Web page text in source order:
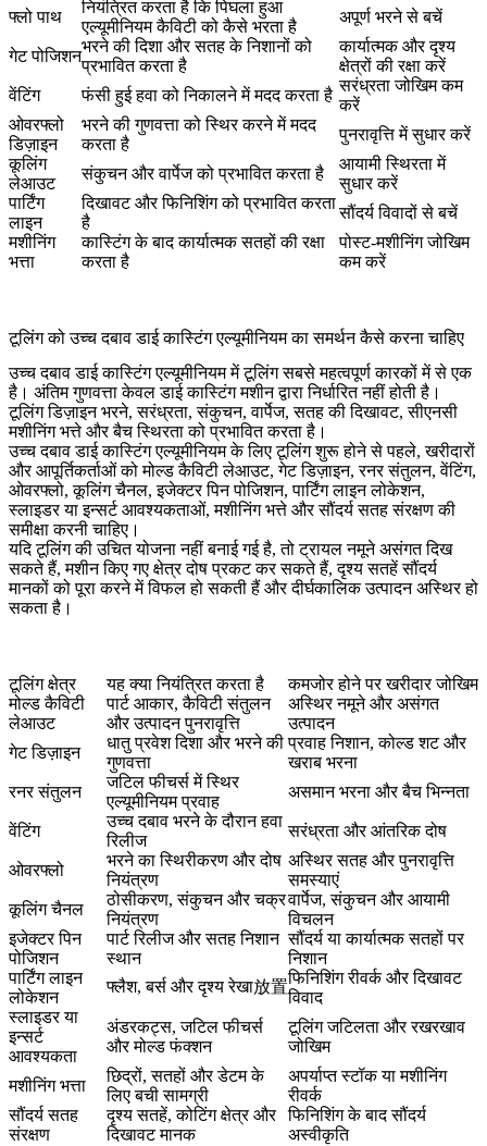
फ्लो पाथ
नियंत्रित करता है कि पिघला हुआ
एल्यूमीनियम कैविटी को कैसे भरता है
अपूर्ण भरने से बचें
गेट पोजिशन
भरने की दिशा और सतह के निशानों को
प्रभावित करता है
कार्यात्मक और दृश्य
क्षेत्रों की रक्षा करें
वेंटिंग
फंसी हुई हवा को निकालने में मदद करता है
सरंध्रता जोखिम कम
करें
ओवरफ्लो
डिज़ाइन
भरने की गुणवत्ता को स्थिर करने में मदद
करता है
पुनरावृत्ति में सुधार करें
कूलिंग
लेआउट
संकुचन और वार्पेज को प्रभावित करता है
आयामी स्थिरता में
सुधार करें
पार्टिंग
लाइन
दिखावट और फिनिशिंग को प्रभावित करता
है
सौंदर्य विवादों से बचें
मशीनिंग
भत्ता
कास्टिंग के बाद कार्यात्मक सतहों की रक्षा
करता है
पोस्ट-मशीनिंग जोखिम
कम करें
टूलिंग को उच्च दबाव डाई कास्टिंग एल्यूमीनियम का समर्थन कैसे करना चाहिए
उच्च दबाव डाई कास्टिंग एल्यूमीनियम में टूलिंग सबसे महत्वपूर्ण कारकों में से एक
है। अंतिम गुणवत्ता केवल डाई कास्टिंग मशीन द्वारा निर्धारित नहीं होती है।
टूलिंग डिज़ाइन भरने, सरंध्रता, संकुचन, वार्पेज, सतह की दिखावट, सीएनसी
मशीनिंग भत्ते और बैच स्थिरता को प्रभावित करता है।
उच्च दबाव डाई कास्टिंग एल्यूमीनियम के लिए टूलिंगशुरू होने से पहले, खरीदारों
और आपूर्तिकर्ताओं को मोल्ड कैविटी लेआउट, गेट डिज़ाइन, रनर संतुलन, वेंटिंग,
ओवरफ्लो, कूलिंग चैनल, इजेक्टर पिन पोजिशन, पार्टिंग लाइन लोकेशन,
स्लाइडर या इन्सर्ट आवश्यकताओं, मशीनिंग भत्ते और सौंदर्य सतह संरक्षण की
समीक्षा करनी चाहिए।
यदि टूलिंग की उचित योजना नहीं बनाई गई है, तो ट्रायल नमूने असंगत दिख
सकते हैं, मशीन किए गए क्षेत्र दोष प्रकट कर सकते हैं, दृश्य सतहें सौंदर्य
मानकों को पूरा करने में विफल हो सकती हैं और दीर्घकालिक उत्पादन अस्थिर हो
सकता है।
टूलिंग क्षेत्र यह क्या नियंत्रित करता है
कमजोर होने पर खरीदार जोखिम
मोल्ड कैविटी
लेआउट
पार्ट आकार, कैविटी संतुलन
और उत्पादन पुनरावृत्ति
अस्थिर नमूने और असंगत
उत्पादन
गेट डिज़ाइन
धातु प्रवेश दिशा और भरने की
गुणवत्ता
प्रवाह निशान, कोल्ड शट और
खराब भरना
रनर संतुलन
जटिल फीचर्स में स्थिर
एल्यूमीनियम प्रवाह
असमान भरना और बैच भिन्नता
वेंटिंग
उच्च दबाव भरने के दौरान हवा
रिलीज
सरंध्रता और आंतरिक दोष
ओवरफ्लो
भरने का स्थिरीकरण और दोष
नियंत्रण
अस्थिर सतह और पुनरावृत्ति
समस्याएं
कूलिंग चैनल
ठोसीकरण, संकुचन और चक्र
नियंत्रण
वार्पेज, संकुचन और आयामी
विचलन
इजेक्टर पिन
पोजिशन
पार्ट रिलीज और सतह निशान
स्थान
सौंदर्य या कार्यात्मक सतहों पर
निशान
पार्टिंग लाइन
लोकेशन
फ्लैश, बर्स और दृश्य रेखा放置फिनिशिंग रीवर्क और दिखावट
विवाद
स्लाइडर या
इन्सर्ट
आवश्यकता
अंडरकट्स, जटिल फीचर्स
और मोल्ड फंक्शन
टूलिंग जटिलता और रखरखाव
जोखिम
मशीनिंग भत्ता
छिद्रों, सतहों और डेटम के
लिए बची सामग्री
अपर्याप्त स्टॉक या मशीनिंग
रीवर्क
सौंदर्य सतह
संरक्षण
दृश्य सतहें, कोटिंग क्षेत्र और
दिखावट मानक
फिनिशिंग के बाद सौंदर्य
अस्वीकृति